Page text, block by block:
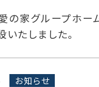
の家グループホー
いたしました。
お知らせ